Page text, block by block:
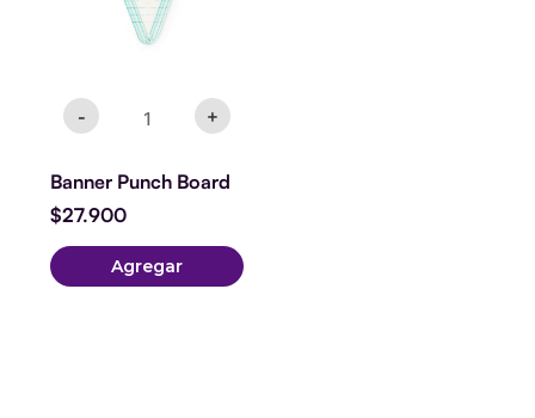
- +
Banner Punch Board
$27.900
Agregar